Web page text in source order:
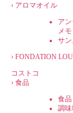
› アロマオイル
ア
メ
サン
› FONDATION
コストコ
› 食品
食
調